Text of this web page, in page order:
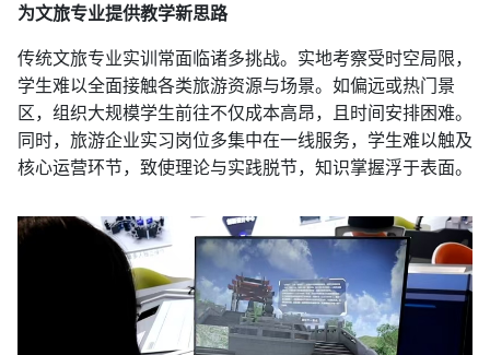
为文旅专业提供教学新思路
传统文旅专业实训常面临诸多挑战。实地考察受时空局限，
学生难以全面接触各类旅游资源与场景。如偏远或热门景
区，组织大规模学生前往不仅成本高昂，且时间安排困难。
同时，旅游企业实习岗位多集中在一线服务，学生难以触及
核心运营环节，致使理论与实践脱节，知识掌握浮于表面。